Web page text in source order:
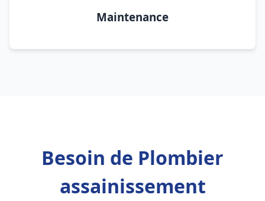
Maintenance
Besoin de Plombier
assainissement